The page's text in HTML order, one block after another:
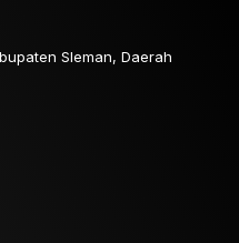
Sleman, Daerah